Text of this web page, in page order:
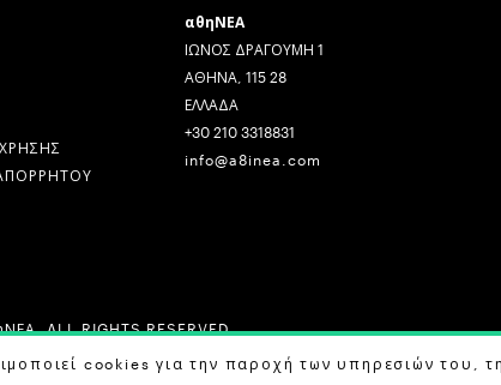
αθηΝΕΑ
ΙΩΝΟΣ ΔΡΑΓΟΥΜΗ 1
ΑΘΗΝΑ, 115 28
ΕΛΛΑΔΑ
+30 210 3318831
info@a8inea.com
ALL RIGHTS RESERVED.
. DEVELOPED BY
cookies για την παροχή των υπηρεσιών του,